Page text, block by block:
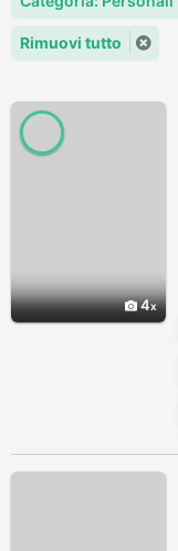
Rimuovi tutto
4